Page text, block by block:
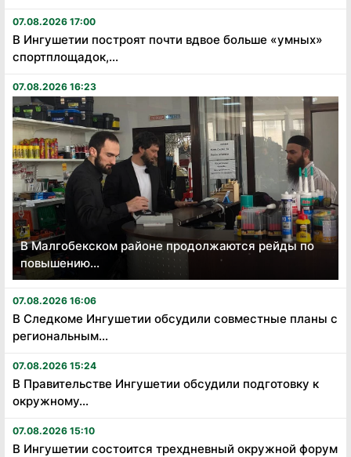
07.08.2026 17:00
В Ингушетии построят почти вдвое больше «умных»
спортплощадок,...
07.08.2026 16:23
В Малгобекском районе продолжаются рейды по
повышению...
07.08.2026 16:06
В Следкоме Ингушетии обсудили совместные планы с
региональным...
07.08.2026 15:24
В Правительстве Ингушетии обсудили подготовку к
окружному...
07.08.2026 15:10
В Ингушетии состоится трехдневный окружной форум